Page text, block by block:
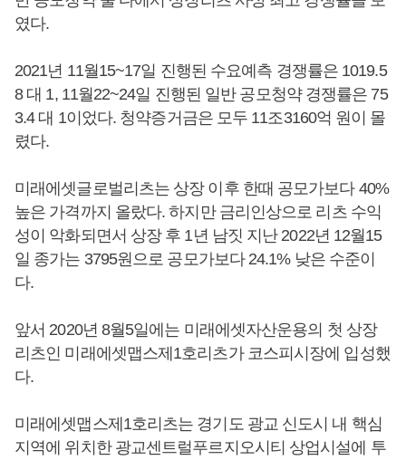
였다.
2021년 11월15~17일 진행된 수요예측 경쟁률은 1019.5
8 대 1, 11월22~24일 진행된 일반 공모청약 경쟁률은 75
3.4 대 1이었다. 청약증거금은 모두 11조3160억 원이 몰
렸다.
미래에셋글로벌리츠는 상장 이후 한때 공모가보다 40%
높은 가격까지 올랐다. 하지만 금리인상으로 리츠 수익
성이 악화되면서 상장 후 1년 남짓 지난 2022년 12월15
일 종가는 3795원으로 공모가보다 24.1% 낮은 수준이
다.
앞서 2020년 8월5일에는 미래에셋자산운용의 첫 상장
리츠인 미래에셋맵스제1호리츠가 코스피시장에 입성했
다.
미래에셋맵스제1호리츠는 경기도 광교 신도시 내 핵심
지역에 위치한 광교센트럴푸르지오시티 상업시설에 투